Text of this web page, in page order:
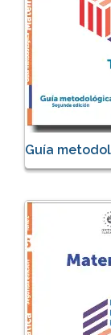
Guía